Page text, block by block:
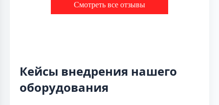
Смотреть все отзывы
Кейсы внедрения нашего
оборудования